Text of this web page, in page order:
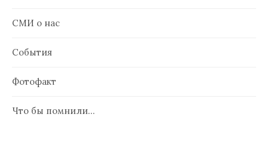
СМИ о нас
События
Фотофакт
Что бы помнили…